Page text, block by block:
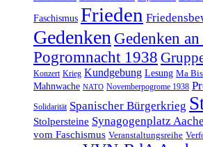
Faschismus Frieden
Gedenken Gedenken
Pogromnacht 1938
Konzert Krieg Kundgebung Lesung Ma
Mahnwache NATO Novemberpogrome 1938
Solidarität Spanischer Bürgerkrieg
Stolpersteine Synagogenplatz
vom Faschismus Veranstaltungsreihe